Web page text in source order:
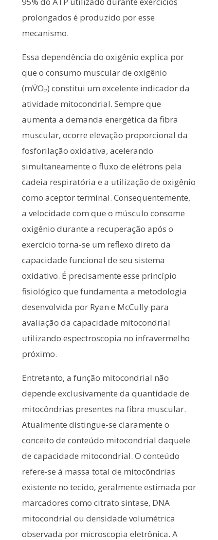
prolongados é produzido por esse
mecanismo.
Essa dependência do oxigênio explica por
que o consumo muscular de oxigênio
(mV̇O₂) constitui um excelente indicador da
atividade mitocondrial. Sempre que
aumenta a demanda energética da fibra
muscular, ocorre elevação proporcional da
fosforilação oxidativa, acelerando
simultaneamente o fluxo de elétrons pela
cadeia respiratória e a utilização de oxigênio
como aceptor terminal. Consequentemente,
a velocidade com que o músculo consome
oxigênio durante a recuperação após o
exercício torna-se um reflexo direto da
capacidade funcional de seu sistema
oxidativo. É precisamente esse princípio
fisiológico que fundamenta a metodologia
desenvolvida por Ryan e McCully para
avaliação da capacidade mitocondrial
utilizando espectroscopia no infravermelho
próximo.
Entretanto, a função mitocondrial não
depende exclusivamente da quantidade de
mitocôndrias presentes na fibra muscular.
Atualmente distingue-se claramente o
conceito de conteúdo mitocondrial daquele
de capacidade mitocondrial. O conteúdo
refere-se à massa total de mitocôndrias
existente no tecido, geralmente estimada por
marcadores como citrato sintase, DNA
mitocondrial ou densidade volumétrica
observada por microscopia eletrônica. A